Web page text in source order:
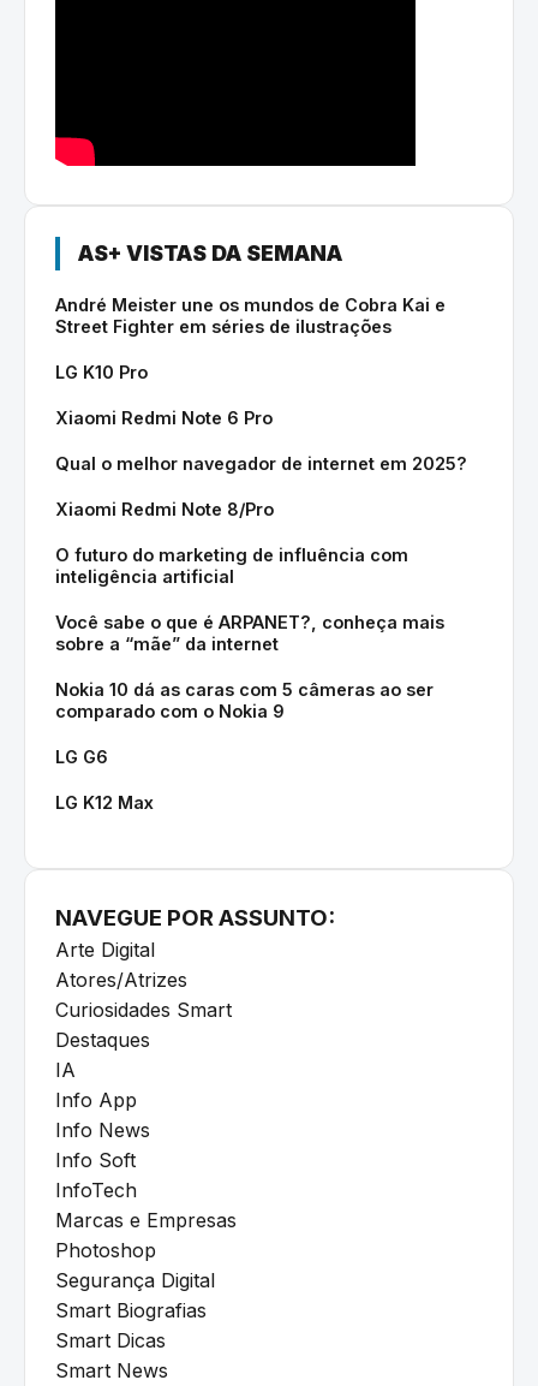
AS+ VISTAS DA SEMANA
André Meister une os mundos de Cobra Kai e
Street Fighter em séries de ilustrações
LG K10 Pro
Xiaomi Redmi Note 6 Pro
Qual o melhor navegador de internet em 2025?
Xiaomi Redmi Note 8/Pro
O futuro do marketing de influência com
inteligência artificial
Você sabe o que é ARPANET?, conheça mais
sobre a “mãe” da internet
Nokia 10 dá as caras com 5 câmeras ao ser
comparado com o Nokia 9
LG G6
LG K12 Max
NAVEGUE POR ASSUNTO:
Arte Digital
Atores/Atrizes
Curiosidades Smart
Destaques
IA
Info App
Info News
Info Soft
InfoTech
Marcas e Empresas
Photoshop
Segurança Digital
Smart Biografias
Smart Dicas
Smart News